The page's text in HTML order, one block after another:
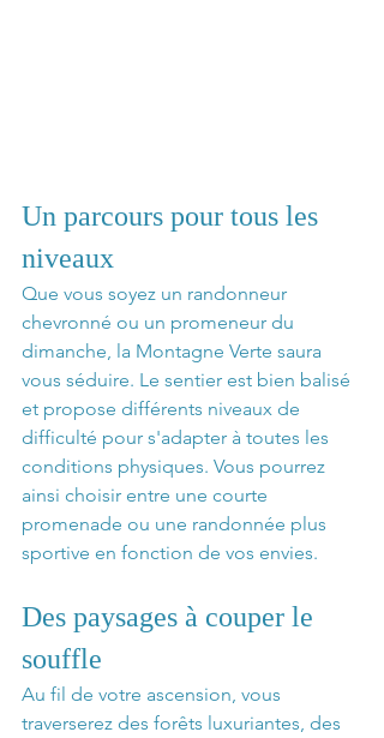
Un parcours pour tous les
niveaux
Que vous soyez un randonneur
chevronné ou un promeneur du
dimanche, la Montagne Verte saura
vous séduire. Le sentier est bien balisé
et propose différents niveaux de
difficulté pour s'adapter à toutes les
conditions physiques. Vous pourrez
ainsi choisir entre une courte
promenade ou une randonnée plus
sportive en fonction de vos envies.
Des paysages à couper le
souffle
Au fil de votre ascension, vous
traverserez des forêts luxuriantes, des